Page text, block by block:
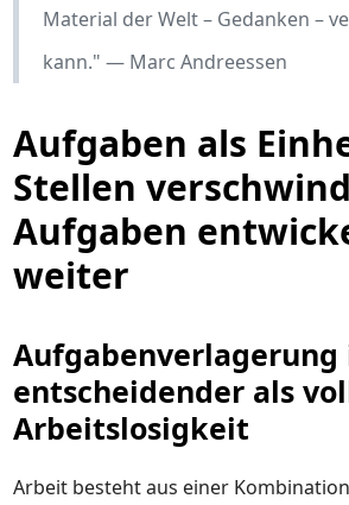
Material der Welt – Gedanken –
kann." — Marc Andreessen
Aufgaben als
Stellen
Aufgaben
weiter
Aufgabenverlagerung
entscheidender als
Arbeitslosigkeit
Arbeit besteht aus einer